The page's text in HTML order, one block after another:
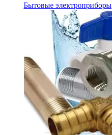
Бытовые электроприборы